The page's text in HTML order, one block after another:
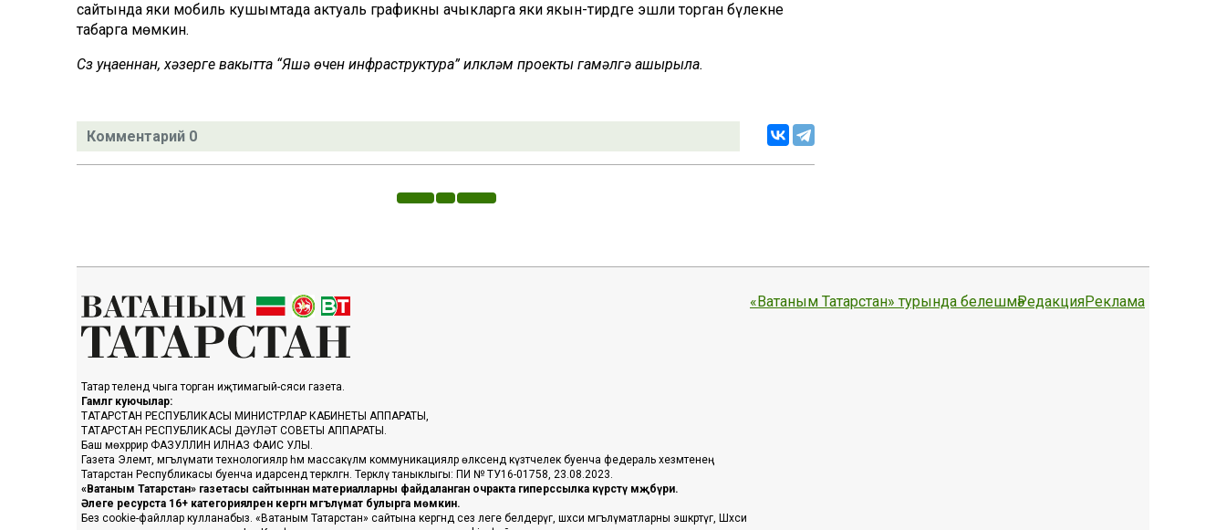
сайтында яки мобиль кушымтада актуаль графикны ачыкларга яки якын-тирәдәге эшли торган бүлекне
табарга мөмкин.
Сүз уңаеннан, хәзерге вакытта “Яшәү өчен инфраструктура” илкүләм проекты гамәлгә ашырыла.
Комментарий 0
Татар телендә чыга торган иҗтимагый-сәяси газета.
Гамәлгә куючылар:
ТАТАРСТАН РЕСПУБЛИКАСЫ МИНИСТРЛАР КАБИНЕТЫ АППАРАТЫ,
ТАТАРСТАН РЕСПУБЛИКАСЫ ДӘҮЛӘТ СОВЕТЫ АППАРАТЫ.
Баш мөхәррир ФАЗУЛЛИН ИЛНАЗ ФАИС УЛЫ.
Газета Элемтә, мәгълүмати технологияләр һәм массакүләм коммуникацияләр өлкәсендә күзәтчелек буенча федераль хезмәтенең
Татарстан Республикасы буенча идарәсендә теркәлгән. Теркәлү таныклыгы: ПИ № ТУ16-01758, 23.08.2023.
«Ватаным Татарстан» газетасы сайтыннан материалларны файдаланган очракта гиперссылка күрсәтү мәҗбүри.
Әлеге ресурста 16+ категорияләренә кергән мәгълүмат булырга мөмкин.
Без cookie-файллар кулланабыз. «Ватаным Татарстан» сайтына кергәндә сез әлеге белдерүгә, шәхси мәгълүматларны эшкәртүгә, Шәхси
«Ватаным Татарстан» турында белешмәРедакцияРеклама